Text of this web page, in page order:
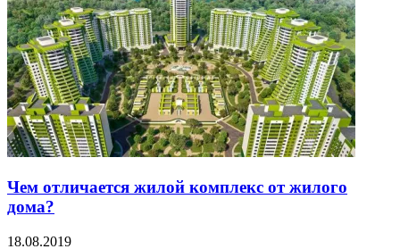
Чем отличается жилой комплекс от жилого
дома?
18.08.2019